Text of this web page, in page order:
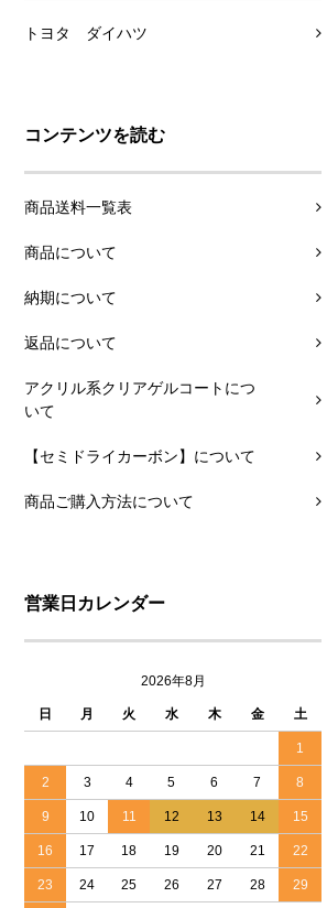
トヨタ ダイハツ
コンテンツを読む
商品送料一覧表
商品について
納期について
返品について
アクリル系クリアゲルコートにつ
いて
【セミドライカーボン】について
商品ご購入方法について
営業日カレンダー
2026年8月
日 月 火 水 木 金 土
1
2 3 4 5 6 7 8
9 10 11 12 13 14 15
16 17 18 19 20 21 22
23 24 25 26 27 28 29